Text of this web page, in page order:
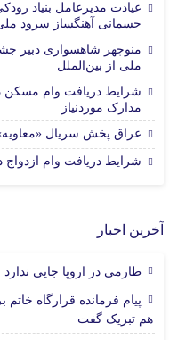
عیادت مدیرعامل بنیاد
جسمانی آهنگساز سرود
ملی از بین‌الملل
مدارک موردنیاز
عراق پخش سریال
شرایط دریافت وام ازدواج در سال
آخرین اخبار
طارمی در اروپا جایی ندارد
پیام فرمانده قرارگاه
هم تبریک گفت